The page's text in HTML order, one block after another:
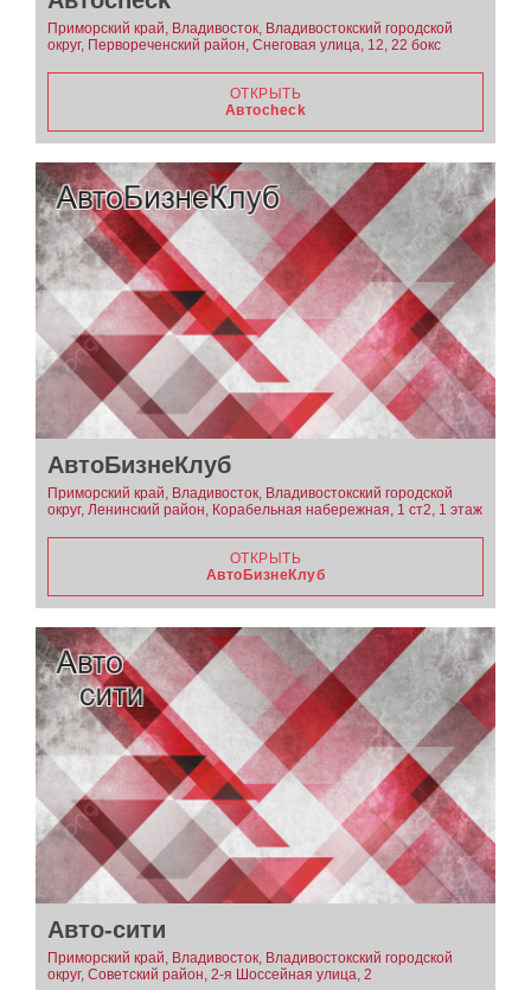
Приморский край, Владивосток, Владивостокский городской
округ, Первореченский район, Снеговая улица, 12, 22 бокс
ОТКРЫТЬ
Автоcheck
АвтоБизнеКлуб
Приморский край, Владивосток, Владивостокский городской
округ, Ленинский район, Корабельная набережная, 1 ст2, 1 этаж
ОТКРЫТЬ
АвтоБизнеКлуб
Авто-сити
Приморский край, Владивосток, Владивостокский городской
округ, Советский район, 2-я Шоссейная улица, 2